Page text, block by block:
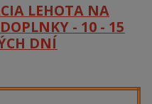
LEHOTA NA
- 10 - 15
DNÍ